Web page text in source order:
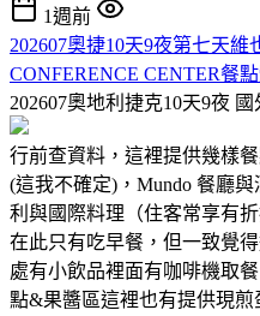
1週前
202607奧捷10天9夜第七天
CONFERENCE CENTER餐
202607奧地利捷克10天9夜
行前查資料，這裡提供幾樣
(這我不確定)，Mundo 餐廳
利與國際料理（住客常享有
在此只有吃早餐，但一致覺
處有小飲品裡面有咖啡機取
點&果醬區這裡也有提供現